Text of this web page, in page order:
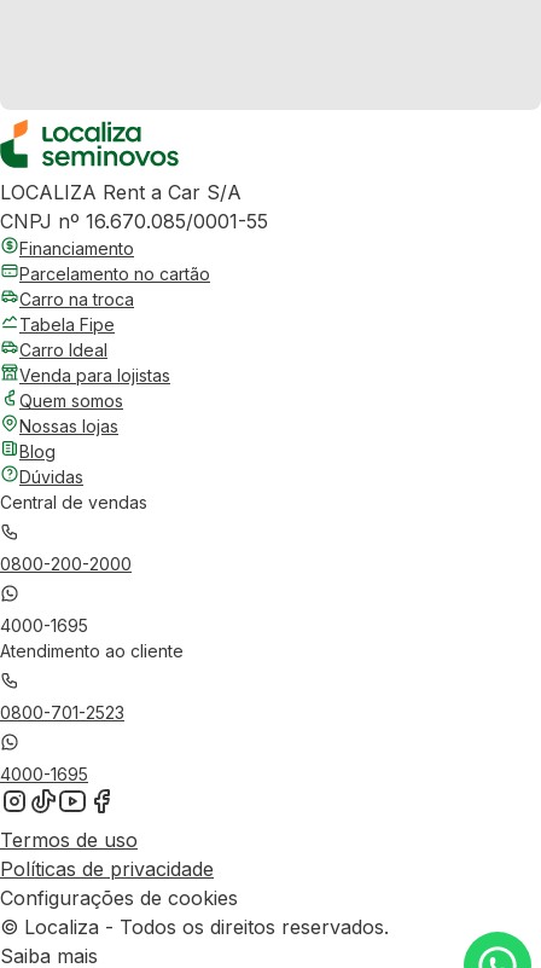
LOCALIZA Rent a Car S/A
CNPJ nº 16.670.085/0001-55
Financiamento
Parcelamento no cartão
Carro na troca
Tabela Fipe
Carro Ideal
Venda para lojistas
Quem somos
Nossas lojas
Blog
Dúvidas
Central de vendas
0800-200-2000
4000-1695
Atendimento ao cliente
0800-701-2523
4000-1695
Termos de uso
Políticas de privacidade
Configurações de cookies
© Localiza - Todos os direitos reservados.
Saiba mais